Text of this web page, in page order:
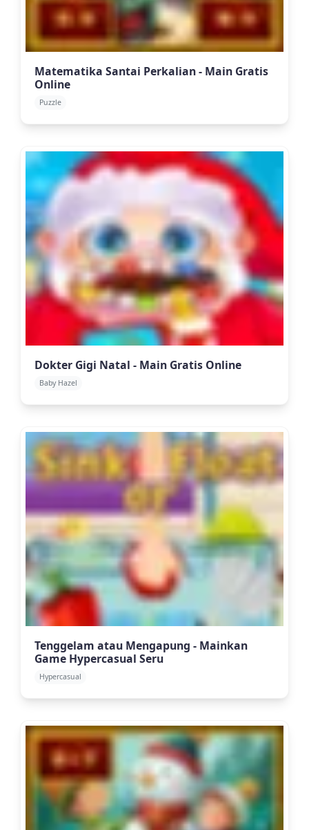
Matematika Santai Perkalian - Main Gratis
Online
Puzzle
Dokter Gigi Natal - Main Gratis Online
Baby Hazel
Tenggelam atau Mengapung - Mainkan
Game Hypercasual Seru
Hypercasual